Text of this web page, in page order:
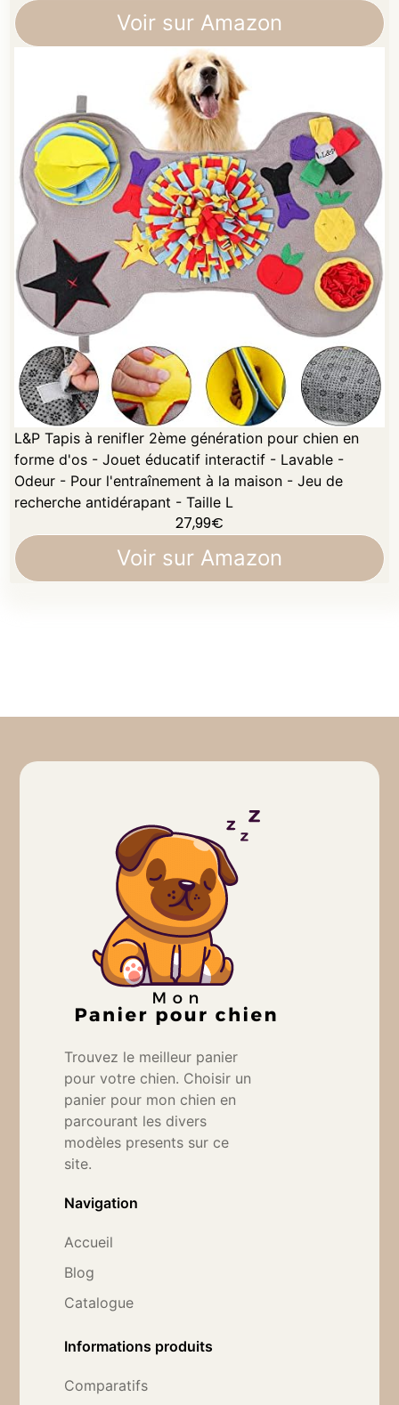
Voir sur Amazon
L&P Tapis à renifler 2ème génération pour chien en
forme d'os - Jouet éducatif interactif - Lavable -
Odeur - Pour l'entraînement à la maison - Jeu de
recherche antidérapant - Taille L
27,99€
Voir sur Amazon
Trouvez le meilleur panier
pour votre chien. Choisir un
panier pour mon chien en
parcourant les divers
modèles presents sur ce
site.
Navigation
Accueil
Blog
Catalogue
Informations produits
Comparatifs